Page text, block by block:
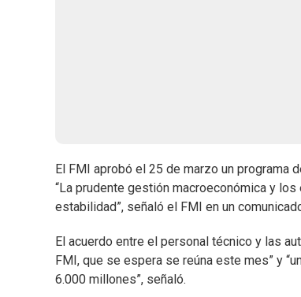
El FMI aprobó el 25 de marzo un programa
“La prudente gestión macroeconómica y
estabilidad”, señaló el FMI en un
El acuerdo entre el personal técnico y las
FMI, que se espera se reúna este mes” y
6.000 millones”, señaló.